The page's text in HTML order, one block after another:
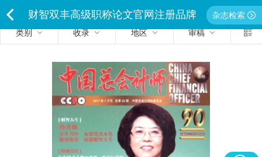
财智双丰高级职称论文官网注册品牌
独家经营严禁侵权违者必究
杂志检索
类别
收录 地区 审稿